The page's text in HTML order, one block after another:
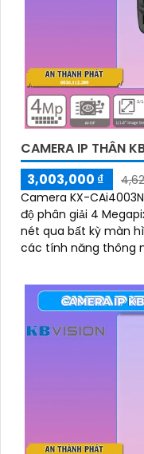
CAMERA IP THÂN
3,003,000 ₫
Camera KX-
độ phân giải 4
nét qua bất kỳ màn
các tính năng thông
năng tìm kiếm sự
quả giám sát an ninh